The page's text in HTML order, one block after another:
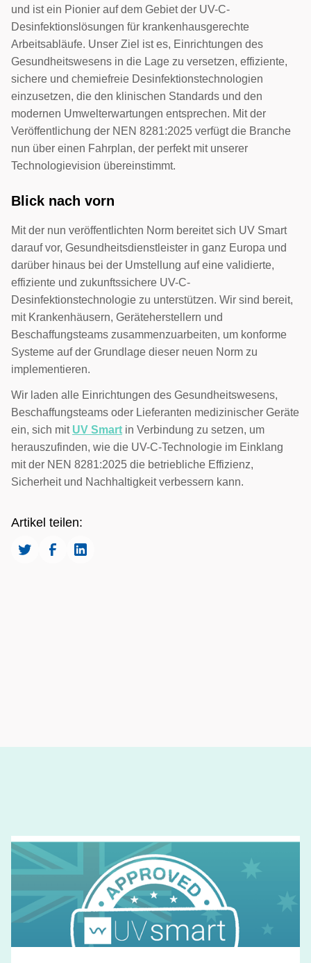
und ist ein Pionier auf dem Gebiet der UV-C-
Desinfektionslösungen für krankenhausgerechte
Arbeitsabläufe. Unser Ziel ist es, Einrichtungen des
Gesundheitswesens in die Lage zu versetzen, effiziente,
sichere und chemiefreie Desinfektionstechnologien
einzusetzen, die den klinischen Standards und den
modernen Umwelterwartungen entsprechen. Mit der
Veröffentlichung der NEN 8281:2025 verfügt die Branche
nun über einen Fahrplan, der perfekt mit unserer
Technologievision übereinstimmt.
Blick nach vorn
Mit der nun veröffentlichten Norm bereitet sich UV Smart
darauf vor, Gesundheitsdienstleister in ganz Europa und
darüber hinaus bei der Umstellung auf eine validierte,
effiziente und zukunftssichere UV-C-
Desinfektionstechnologie zu unterstützen. Wir sind bereit,
mit Krankenhäusern, Geräteherstellern und
Beschaffungsteams zusammenzuarbeiten, um konforme
Systeme auf der Grundlage dieser neuen Norm zu
implementieren.
Wir laden alle Einrichtungen des Gesundheitswesens,
Beschaffungsteams oder Lieferanten medizinischer Geräte
ein, sich mit UV Smart in Verbindung zu setzen, um
herauszufinden, wie die UV-C-Technologie im Einklang
mit der NEN 8281:2025 die betriebliche Effizienz,
Sicherheit und Nachhaltigkeit verbessern kann.
Artikel teilen: